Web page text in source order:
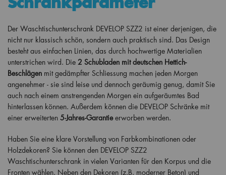
Der Waschtischunterschrank DEVELOP SZZ2 ist einer derjenigen, die
nicht nur klassisch schön, sondern auch praktisch sind. Das Design
besteht aus einfachen Linien, das durch hochwertige Materialien
unterstrichen wird. Die 2 Schubladen mit deutschen Hettich-
Beschlägen mit gedämpfter Schliessung machen jeden Morgen
angenehmer - sie sind leise und dennoch geräumig genug, damit Sie
auch nach einem anstrengenden Morgen ein aufgeräumtes Bad
hinterlassen können. Außerdem können die DEVELOP Schränke mit
einer erweiterten 5-Jahres-Garantie erworben werden.
Haben Sie eine klare Vorstellung von Farbkombinationen oder
Holzdekoren? Sie können den DEVELOP SZZ2
Waschtischunterschrank in vielen Varianten für den Korpus und die
Fronten wählen. Neben den Dekoren (z.B. moderner Beton) und